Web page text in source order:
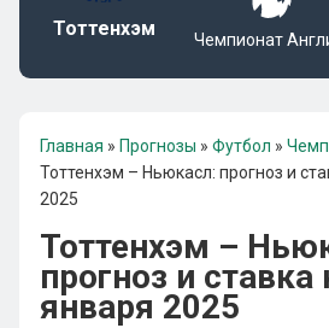
Тоттенхэм Чемпионат
Главная » Прогнозы » Футбол »
Тоттенхэм – Ньюкасл: прогноз и
2025
Тоттенхэм –
прогноз и ставка
января 2025